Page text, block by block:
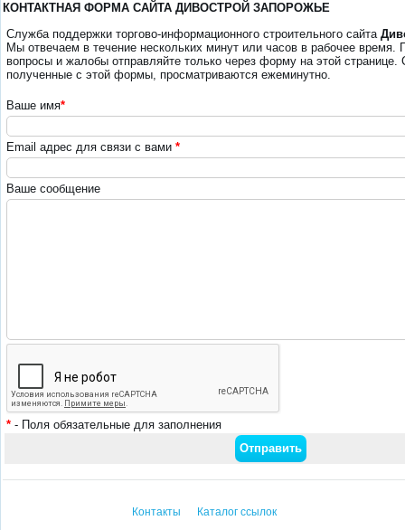
КОНТАКТНАЯ ФОРМА САЙТА ДИВОСТРОЙ ЗАПОРОЖЬЕ
Служба поддержки торгово-информационного строительного сайта
Мы отвечаем в течение нескольких минут или часов в рабочее время.
вопросы и жалобы отправляйте только через форму на этой
полученные с этой формы, просматриваются ежеминутно.
Ваше имя*
Email адрес для связи с вами *
Ваше сообщение
* - Поля обязательные для заполнения
Контакты Каталог ссылок